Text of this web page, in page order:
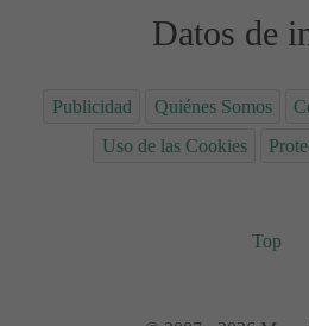
Datos de
Publicidad Quiénes Somos
Uso de las Cookies
Top